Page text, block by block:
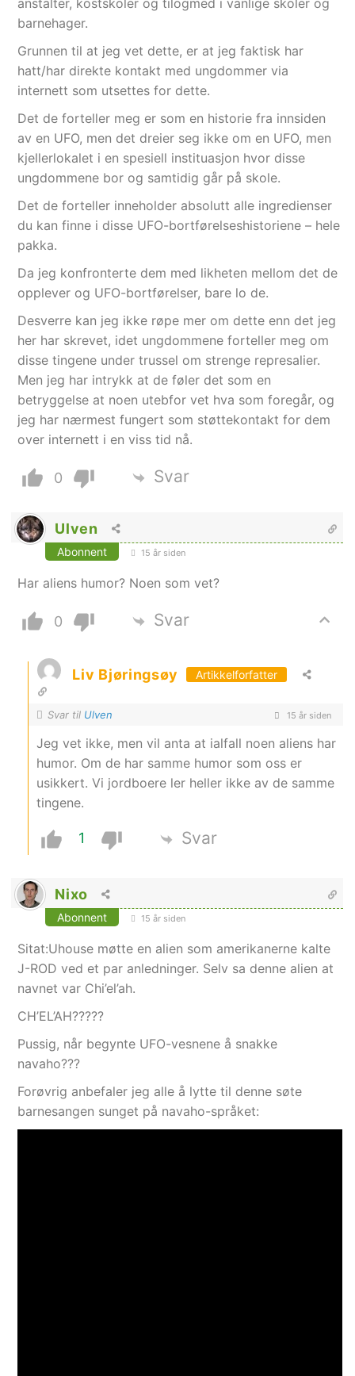
anstalter, kostskoler og tilogmed i vanlige skoler og
barnehager.
Grunnen til at jeg vet dette, er at jeg faktisk har
hatt/har direkte kontakt med ungdommer via
internett som utsettes for dette.
Det de forteller meg er som en historie fra innsiden
av en UFO, men det dreier seg ikke om en UFO, men
kjellerlokalet i en spesiell instituasjon hvor disse
ungdommene bor og samtidig går på skole.
Det de forteller inneholder absolutt alle ingredienser
du kan finne i disse UFO-bortførelseshistoriene – hele
pakka.
Da jeg konfronterte dem med likheten mellom det de
opplever og UFO-bortførelser, bare lo de.
Desverre kan jeg ikke røpe mer om dette enn det jeg
her har skrevet, idet ungdommene forteller meg om
disse tingene under trussel om strenge represalier.
Men jeg har intrykk at de føler det som en
betryggelse at noen utebfor vet hva som foregår, og
jeg har nærmest fungert som støttekontakt for dem
over internett i en viss tid nå.
0 Svar
Ulven
Abonnent 15 år siden
Har aliens humor? Noen som vet?
0 Svar
Liv Bjøringsøy Artikkelforfatter
Svar til Ulven 15 år siden
Jeg vet ikke, men vil anta at ialfall noen aliens har
humor. Om de har samme humor som oss er
usikkert. Vi jordboere ler heller ikke av de samme
tingene.
1 Svar
Nixo
Abonnent 15 år siden
Sitat:Uhouse møtte en alien som amerikanerne kalte
J-ROD ved et par anledninger. Selv sa denne alien at
navnet var Chi’el’ah.
CH’EL’AH?????
Pussig, når begynte UFO-vesnene å snakke
navaho???
Forøvrig anbefaler jeg alle å lytte til denne søte
barnesangen sunget på navaho-språket: